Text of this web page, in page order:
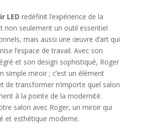
LED redéfinit l’expérience de la
non seulement un outil essentiel
mais aussi une œuvre d’art qui
l’espace de travail. Avec son
et son design sophistiqué, Roger
simple miroir ; c’est un élément
de transformer n’importe quel salon
à la pointe de la modernité.
salon avec Roger, un miroir qui
et esthétique moderne.